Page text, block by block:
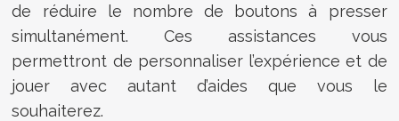
de réduire le nombre de boutons à presser
simultanément. Ces assistances vous
permettront de personnaliser l’expérience et de
jouer avec autant d’aides que vous le
souhaiterez.